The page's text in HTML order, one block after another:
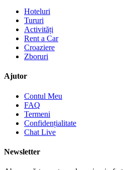
Hoteluri
Tururi
Activități
Rent a Car
Croaziere
Zboruri
Ajutor
Contul Meu
FAQ
Termeni
Confidențialitate
Chat Live
Newsletter